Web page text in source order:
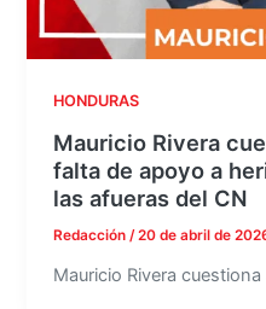
HONDURAS
Mauricio Rivera
falta de apoyo a
las afueras del CN
Redacción /20 de abril de
Mauricio Rivera